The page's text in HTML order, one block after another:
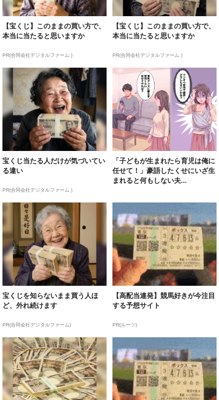
【宝くじ】このままの買い方で、
本当に当たると思いますか
PR(合同会社デジタルファーム )
【宝くじ】このままの買い方で、
本当に当たると思いますか
PR(合同会社デジタルファーム )
宝くじ当たる人だけが気づいてい
る違い
PR(合同会社デジタルファーム )
「子どもが生まれたら育児は俺に
任せて！」豪語したくせにいざ生
まれると何もしない夫...
宝くじを知らないまま買う人ほ
ど、外れ続けます
PR(合同会社デジタルファーム)
【高配当連発】競馬好きが今注目
する予想サイト
PR(ルーツ)